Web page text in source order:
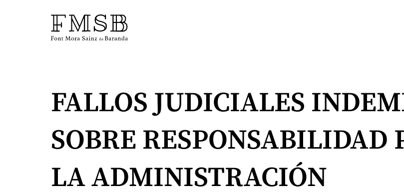
Font Mora Sainz de Baranda
Equipo
Servicios
FALLOS JUDICIALES
SOBRE
LA ADMINISTRACIÓN